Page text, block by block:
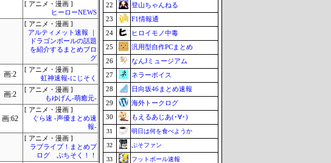
[ アニメ・漫画 ]
ヒーローNEWS
[ アニメ・漫画 ]
アルティメット速報 ｜
ドラゴンボールの話題
を紹介するまとめブロ
グ
画:2
[ アニメ・漫画 ]
虹神速報-にじそく
画:2
[ アニメ・漫画 ]
もゆげん-萌癒元-
画:62
[ アニメ・漫画 ]
ぐら速 -声優まとめ速
報-
[ アニメ・漫画 ]
ラブライブ！まとめブ
ログ ぷちそく！！
22
登山ちゃんねる
23
F1情報通
24
ヒロイモノ中毒
25
汎用型自作PCまとめ
26
なんJミュージアム
27
ネラーボイス
28
日向坂46まとめ速報
29
海外トークログ
30
もえるあじあ(･∀･)
31 明日は何を食べようか
32 ぷそファン
33 フットボール速報